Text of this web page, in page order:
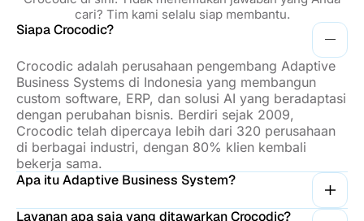
cari? Tim kami selalu siap membantu.
Siapa Crocodic?
Crocodic adalah perusahaan pengembang Adaptive
Business Systems di Indonesia yang membangun
custom software, ERP, dan solusi AI yang beradaptasi
dengan perubahan bisnis. Berdiri sejak 2009,
Crocodic telah dipercaya lebih dari 320 perusahaan
di berbagai industri, dengan 80% klien kembali
bekerja sama.
Apa itu Adaptive Business System?
Layanan apa saja yang ditawarkan Crocodic?